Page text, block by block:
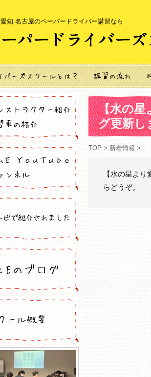
愛知 名古屋のペーパードライバー講習なら
【水の
グ更新し
TOP > 新着情報 >
【水の星よ
らどうぞ。